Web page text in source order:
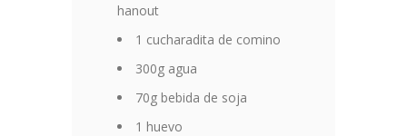
hanout
1 cucharadita de comino
300g agua
70g bebida de soja
1 huevo